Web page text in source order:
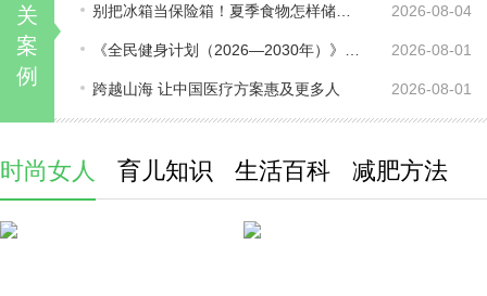
关
案
例
2026-08-04
2026-08-01
跨越山海 让中国医疗方案惠及更多人 2026-08-01
时尚女人 育儿知识 生活百科 减肥方法